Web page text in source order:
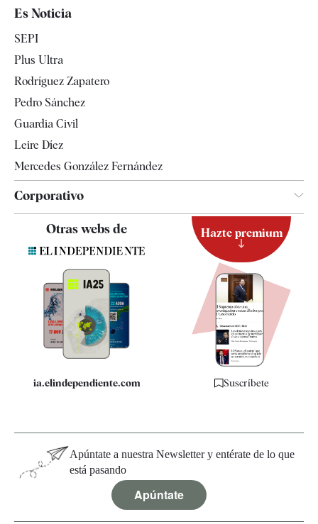
Televisión
Es Noticia
SEPI
Plus Ultra
Rodríguez Zapatero
Pedro Sánchez
Guardia Civil
Leire Díez
Mercedes González Fernández
Corporativo
Quiénes somos
Especificaciones
Otras webs de
ia.elindependiente.com
Hazte premium
Suscríbete
Apúntate a nuestra Newsletter y entérate de lo que
está pasando
Apúntate